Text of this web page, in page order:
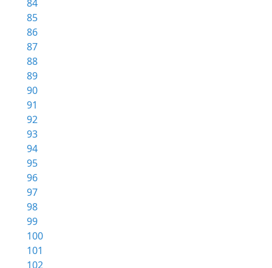
84
85
86
87
88
89
90
91
92
93
94
95
96
97
98
99
100
101
102